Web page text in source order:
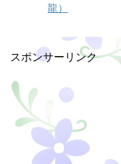
龍）
スポンサーリンク